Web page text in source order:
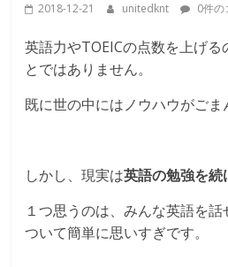
2018-12-21 unitedknt 0件の
英語力やTOEICの点数を上げる
とではありません。
既に世の中にはノウハウがごま
しかし、現実は英語の勉強を続
１つ思うのは、みんな英語を
ついて簡単に思いすぎです。